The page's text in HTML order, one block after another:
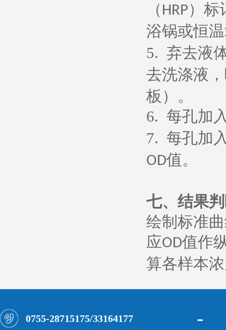
（ HRP）标
浴锅或恒
5. 弃去液
去洗涤液
板）。
6. 每孔加
7. 每孔加
OD值。
七、 结果
绘制标准
应OD值作
算各样本
0755-28715175/33164177 -